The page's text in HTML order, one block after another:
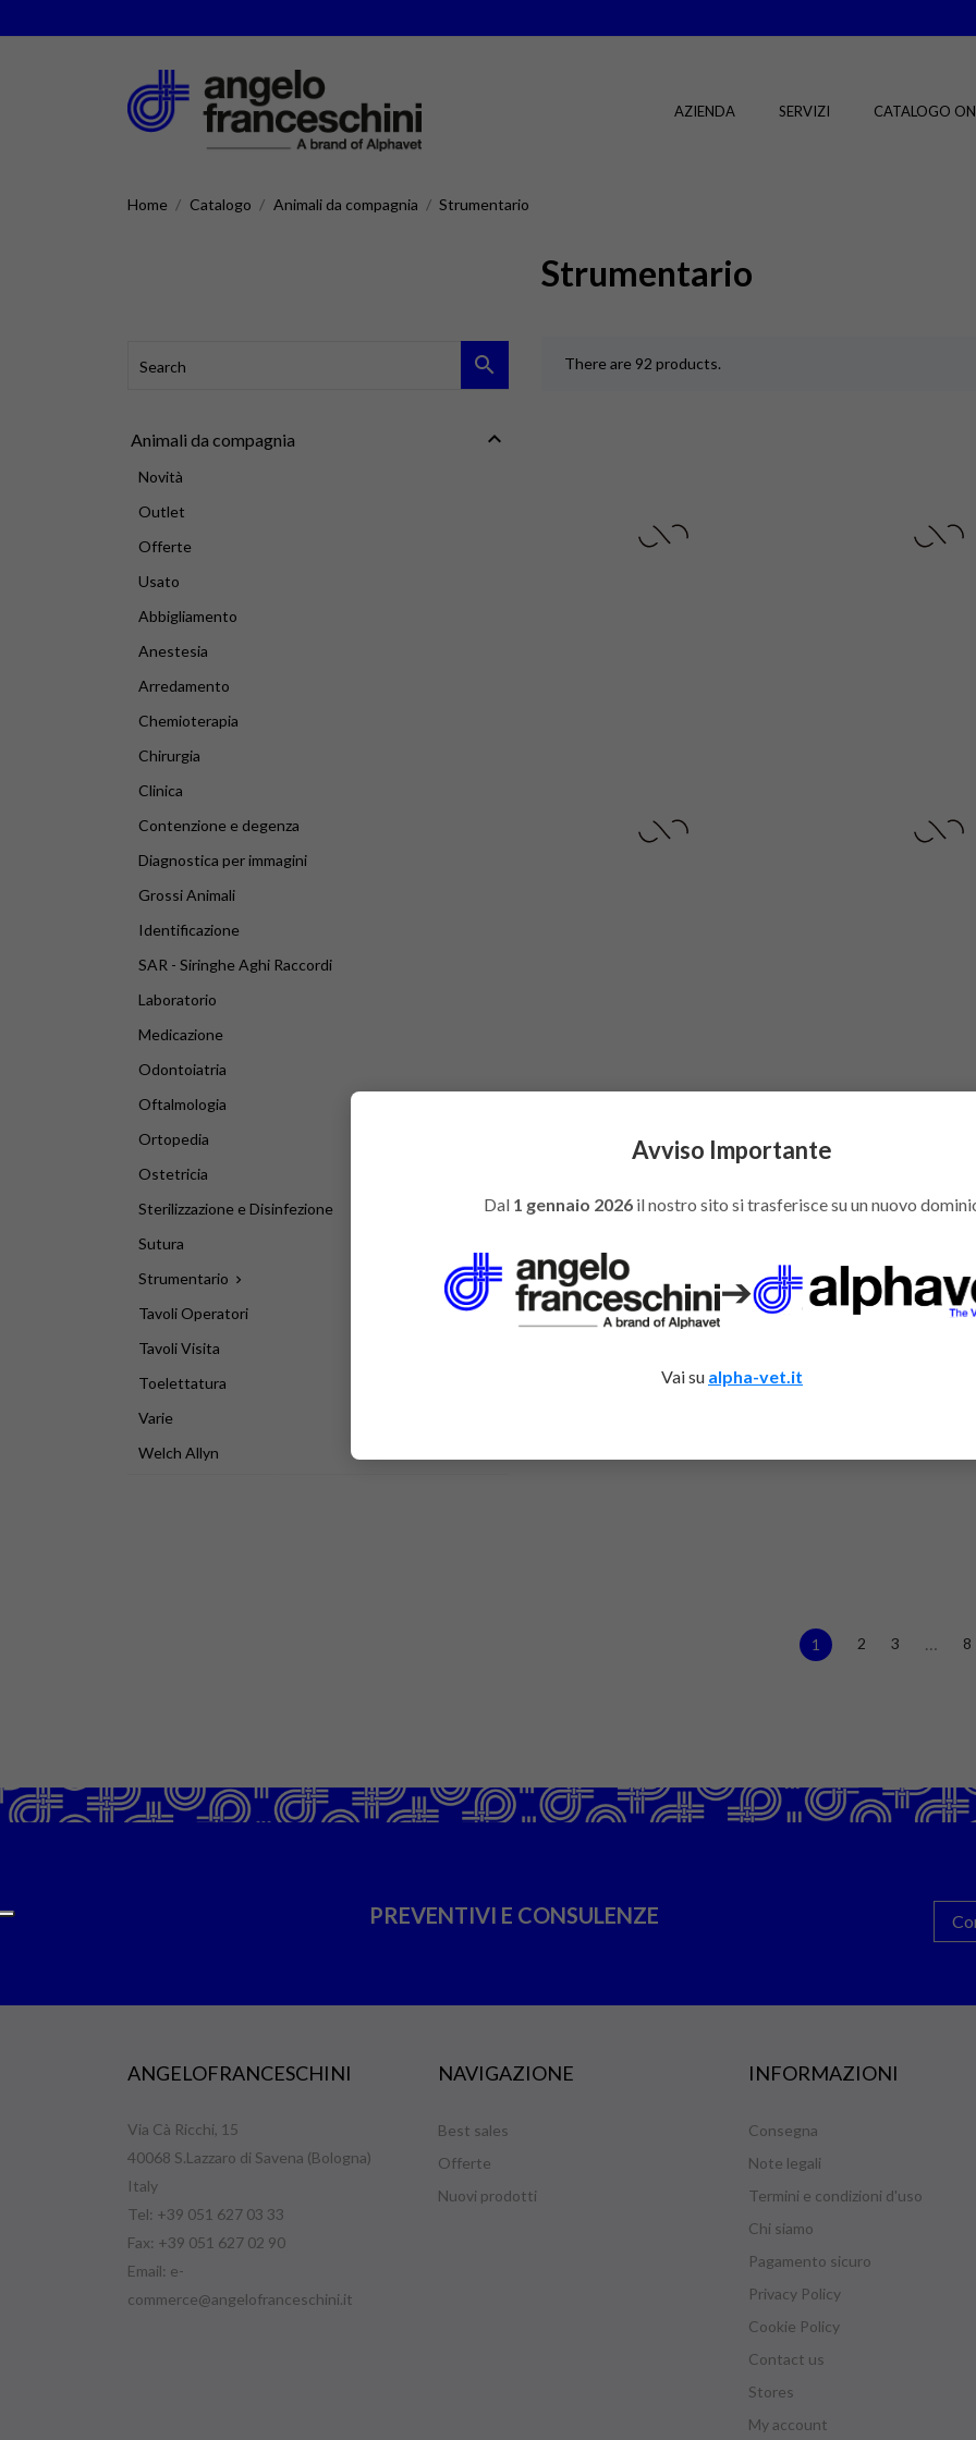
AZIENDA SERVIZI CATALOGO
Home Catalogo Animali da compagnia Strumentario

Animali da compagnia 
Novità
Outlet
Offerte
Usato
Abbigliamento
Anestesia
Arredamento
Chemioterapia
Chirurgia
Clinica
Contenzione e degenza
Diagnostica per immagini
Grossi Animali
Identificazione
SAR - Siringhe Aghi Raccordi
Laboratorio
Medicazione
Odontoiatria
Oftalmologia
Ortopedia
Ostetricia
Sterilizzazione e Disinfezione
Sutura
Strumentario 
Tavoli Operatori
Tavoli Visita
Toelettatura
Varie
Welch Allyn
Strumentario
There are 92 products.
1 2 3 … 8
PREVENTIVI E CONSULENZE
ANGELOFRANCESCHINI
Via Cà Ricchi, 15
40068 S.Lazzaro di Savena (Bologna)
Italy
Tel: +39 051 627 03 33
Fax: +39 051 627 02 90
Email: e-
commerce@angelofranceschini.it
NAVIGAZIONE
Best sales
Offerte
Nuovi prodotti
INFORMAZIONI
Consegna
Note legali
Termini e condizioni d'uso
Chi siamo
Pagamento sicuro
Privacy Policy
Cookie Policy
Contact us
Stores
My account
Avviso Importante
Dal 1 gennaio 2026il nostro sito si trasferisce su un nuovo
➔
Vai su alpha-vet.it